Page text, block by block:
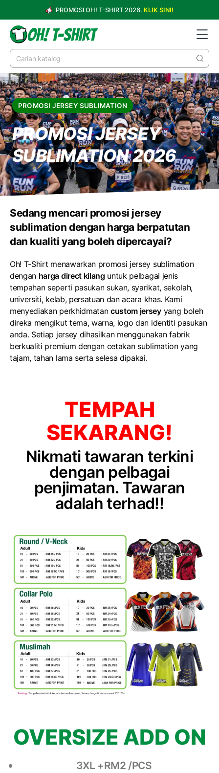
PROMOSI OH! T-SHIRT 2026. KLIK SINI!
PROMOSI JERSEY SUBLIMATION
PROMOSI JERSEY
SUBLIMATION 2026
Sedang mencari promosi jersey
sublimation dengan harga berpatutan
dan kualiti yang boleh dipercayai?
Oh! T-Shirt menawarkan promosi jersey sublimation
dengan harga direct kilang untuk pelbagai jenis
tempahan seperti pasukan sukan, syarikat, sekolah,
universiti, kelab, persatuan dan acara khas. Kami
menyediakan perkhidmatan custom jerseyyang boleh
direka mengikut tema, warna, logo dan identiti pasukan
anda. Setiap jersey dihasilkan menggunakan fabrik
berkualiti premium dengan cetakan sublimation yang
tajam, tahan lama serta selesa dipakai.
TEMPAH
SEKARANG!
Nikmati tawaran terkini
dengan pelbagai
penjimatan. Tawaran
adalah terhad!!
OVERSIZE ADD ON
3XL +RM2 /PCS